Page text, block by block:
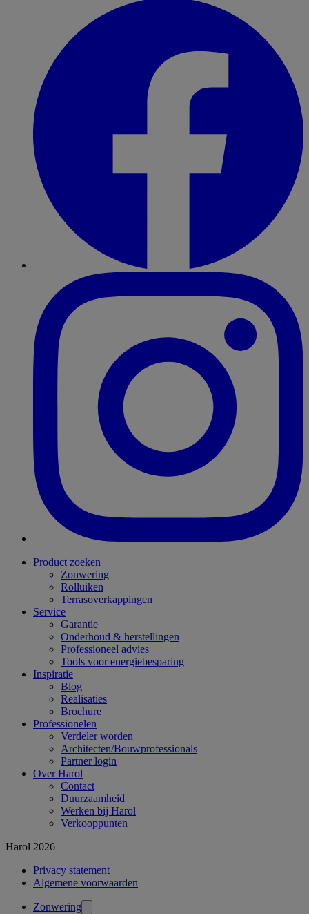
Product zoeken
Zonwering
Rolluiken
Terrasoverkappingen
Service
Garantie
Onderhoud & herstellingen
Professioneel advies
Tools voor energiebesparing
Inspiratie
Blog
Realisaties
Brochure
Professionelen
Verdeler worden
Architecten/Bouwprofessionals
Partner login
Over Harol
Contact
Duurzaamheid
Werken bij Harol
Verkooppunten
Harol 2026
Privacy statement
Algemene voorwaarden
Zonwering